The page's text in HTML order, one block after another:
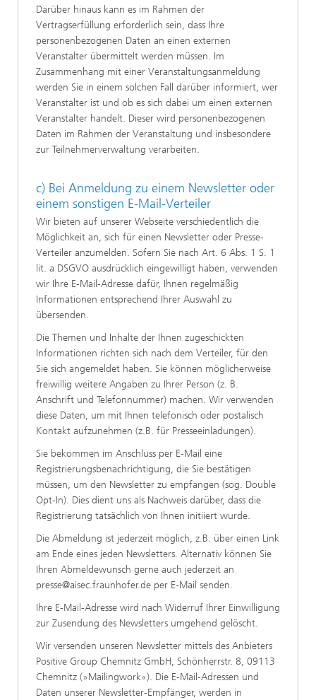
Darüber hinaus kann es im Rahmen der
Vertragserfüllung erforderlich sein, dass Ihre
personenbezogenen Daten an einen externen
Veranstalter übermittelt werden müssen. Im
Zusammenhang mit einer Veranstaltungsanmeldung
werden Sie in einem solchen Fall darüber informiert, wer
Veranstalter ist und ob es sich dabei um einen externen
Veranstalter handelt. Dieser wird personenbezogenen
Daten im Rahmen der Veranstaltung und insbesondere
zur Teilnehmerverwaltung verarbeiten.
c) Bei Anmeldung zu einem Newsletter oder
einem sonstigen E-Mail-Verteiler
Wir bieten auf unserer Webseite verschiedentlich die
Möglichkeit an, sich für einen Newsletter oder Presse-
Verteiler anzumelden. Sofern Sie nach Art. 6 Abs. 1 S. 1
lit. a DSGVO ausdrücklich eingewilligt haben, verwenden
wir Ihre E-Mail-Adresse dafür, Ihnen regelmäßig
Informationen entsprechend Ihrer Auswahl zu
übersenden.
Die Themen und Inhalte der Ihnen zugeschickten
Informationen richten sich nach dem Verteiler, für den
Sie sich angemeldet haben. Sie können möglicherweise
freiwillig weitere Angaben zu Ihrer Person (z. B.
Anschrift und Telefonnummer) machen. Wir verwenden
diese Daten, um mit Ihnen telefonisch oder postalisch
Kontakt aufzunehmen (z.B. für Presseeinladungen).
Sie bekommen im Anschluss per E-Mail eine
Registrierungsbenachrichtigung, die Sie bestätigen
müssen, um den Newsletter zu empfangen (sog. Double
Opt-In). Dies dient uns als Nachweis darüber, dass die
Registrierung tatsächlich von Ihnen initiiert wurde.
Die Abmeldung ist jederzeit möglich, z.B. über einen Link
am Ende eines jeden Newsletters. Alternativ können Sie
Ihren Abmeldewunsch gerne auch jederzeit an
presse@aisec.fraunhofer.de per E-Mail senden.
Ihre E-Mail-Adresse wird nach Widerruf Ihrer Einwilligung
zur Zusendung des Newsletters umgehend gelöscht.
Wir versenden unseren Newsletter mittels des Anbieters
Positive Group Chemnitz GmbH, Schönherrstr. 8, 09113
Chemnitz (»Mailingwork«). Die E-Mail-Adressen und
Daten unserer Newsletter-Empfänger, werden in